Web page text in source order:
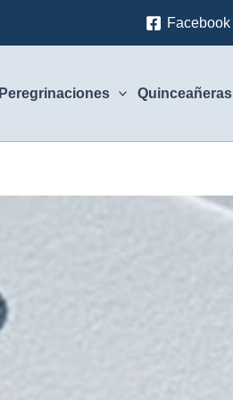
Facebook
Peregrinaciones Quinceañeras